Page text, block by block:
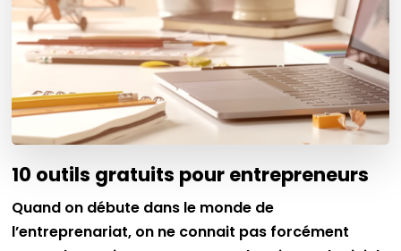
10 outils gratuits pour entrepreneurs
Quand on débute dans le monde de
l’entreprenariat, on ne connait pas forcément